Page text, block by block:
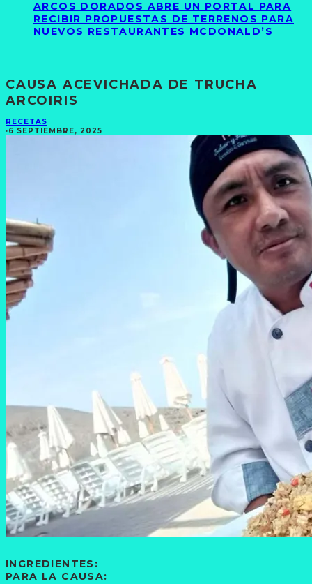
ARCOS DORADOS ABRE UN PORTAL PARA
RECIBIR PROPUESTAS DE TERRENOS PARA
NUEVOS RESTAURANTES MCDONALD’S
CAUSA ACEVICHADA DE TRUCHA
ARCOIRIS
RECETAS
·6 SEPTIEMBRE, 2025
INGREDIENTES:
PARA LA CAUSA: